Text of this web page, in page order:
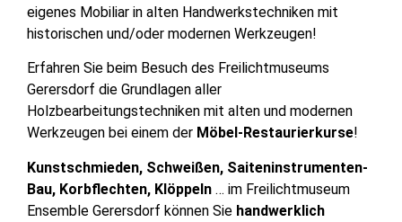
eigenes Mobiliar in alten Handwerkstechniken mit
historischen und/oder modernen Werkzeugen!
Erfahren Sie beim Besuch des Freilichtmuseums
Gerersdorf die Grundlagen aller
Holzbearbeitungstechniken mit alten und modernen
Werkzeugen bei einem der Möbel-Restaurierkurse!
Kunstschmieden, Schweißen, Saiteninstrumenten-
Bau, Korbflechten, Klöppeln … im Freilichtmuseum
Ensemble Gerersdorf können Sie handwerklich